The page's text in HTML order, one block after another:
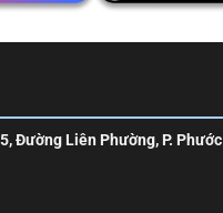
Đường Liên Phường, P. Phước